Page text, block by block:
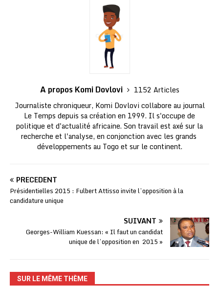
A propos Komi Dovlovi
1152 Articles
Journaliste chroniqueur, Komi Dovlovi collabore au journal
Le Temps depuis sa création en 1999. Il s'occupe de
politique et d'actualité africaine. Son travail est axé sur la
recherche et l'analyse, en conjonction avec les grands
développements au Togo et sur le continent.
PRÉCÉDENT
Présidentielles 2015 : Fulbert Attisso invite l’opposition à la
candidature unique
SUIVANT
Georges-William Kuessan: « Il faut un candidat
unique de l’opposition en 2015 »
SUR LE MÊME THÈME